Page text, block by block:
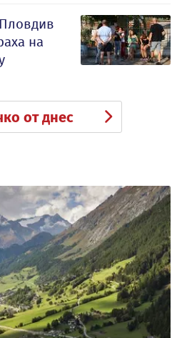
на
от днес